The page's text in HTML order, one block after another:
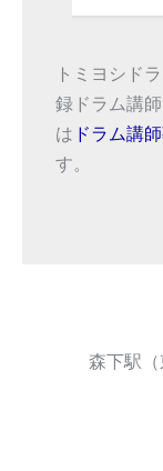
トミヨシド
録ドラム講
は ドラム講
す。
森下駅